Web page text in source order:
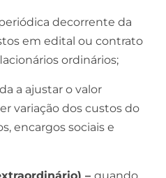
decorrente da
em edital ou contrato
ordinários;
a ajustar o valor
variação dos custos do
encargos sociais e
– quando